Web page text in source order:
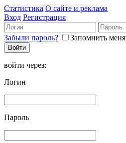
Статистика О сайте и реклама
Вход Регистрация
Забыли пароль? Запомнить меня
войти через:
Логин
Пароль